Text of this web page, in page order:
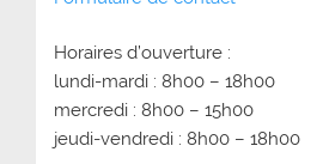
Horaires d’ouverture :
lundi-mardi : 8h00 – 18h00
mercredi : 8h00 – 15h00
jeudi-vendredi : 8h00 – 18h00